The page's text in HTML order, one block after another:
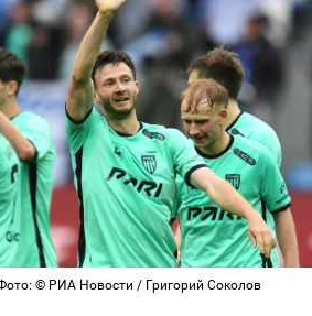
© РИА Новости / Григорий Соколов